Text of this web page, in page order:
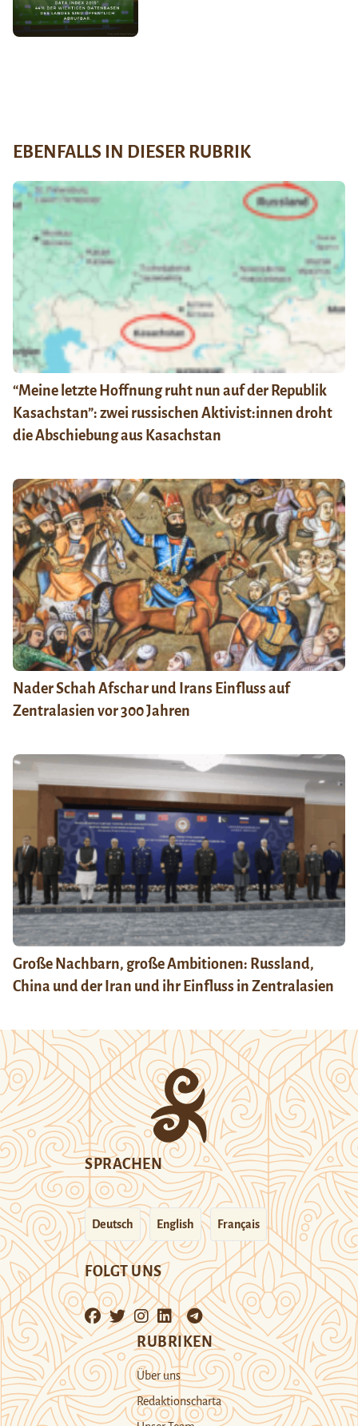
EBENFALLS IN DIESER RUBRIK
“Meine letzte Hoffnung ruht nun auf der Republik
Kasachstan”: zwei russischen Aktivist:innen droht
die Abschiebung aus Kasachstan
Nader Schah Afschar und Irans Einfluss auf
Zentralasien vor 300 Jahren
Große Nachbarn, große Ambitionen: Russland,
China und der Iran und ihr Einfluss in Zentralasien
SPRACHEN
Deutsch English Français
FOLGT UNS
RUBRIKEN
Über uns
Redaktionscharta